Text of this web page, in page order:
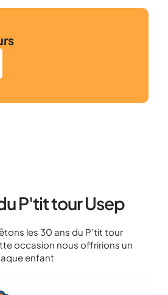
P'tit tour Usep
les 30 ans du P’tit tour
occasion nous offririons un
enfant